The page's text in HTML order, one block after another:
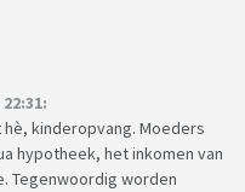
kinderopvang. Moeders
hypotheek, het inkomen van
Tegenwoordig worden